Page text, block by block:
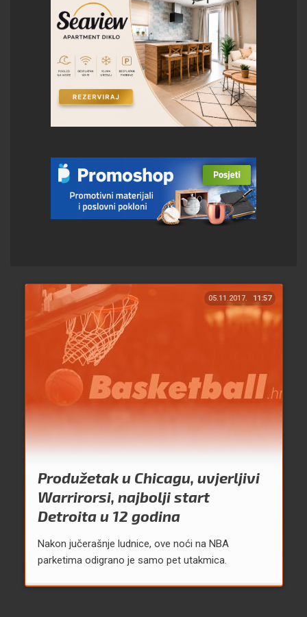
05.11.2017. 11:57
Produžetak u Chicagu, uvjerljivi
Warrirorsi, najbolji start
Detroita u 12 godina
Nakon jučerašnje ludnice, ove noći na NBA
parketima odigrano je samo pet utakmica.